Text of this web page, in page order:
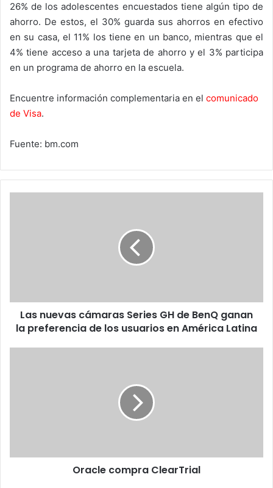
26% de los adolescentes encuestados tiene algún tipo de
ahorro. De estos, el 30% guarda sus ahorros en efectivo
en su casa, el 11% los tiene en un banco, mientras que el
4% tiene acceso a una tarjeta de ahorro y el 3% participa
en un programa de ahorro en la escuela.
Encuentre información complementaria en el comunicado
de Visa.
Fuente: bm.com
la
preferencia
de
Las nuevas cámaras Series GH de BenQ ganan
la preferencia de los usuarios en América Latina
Oracle compra ClearTrial